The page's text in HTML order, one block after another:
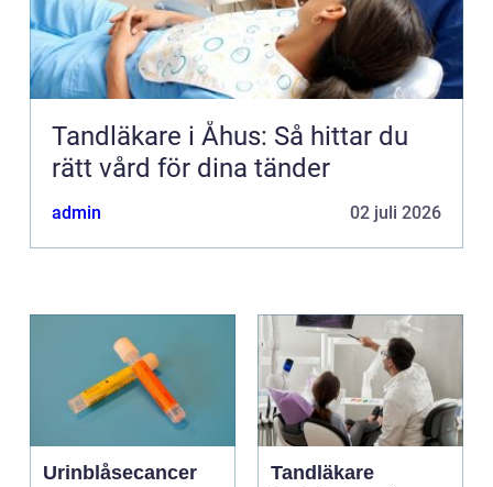
Tandläkare i Åhus: Så hittar du
rätt vård för dina tänder
admin 02 juli 2026
Urinblåsecancer
Tandläkare